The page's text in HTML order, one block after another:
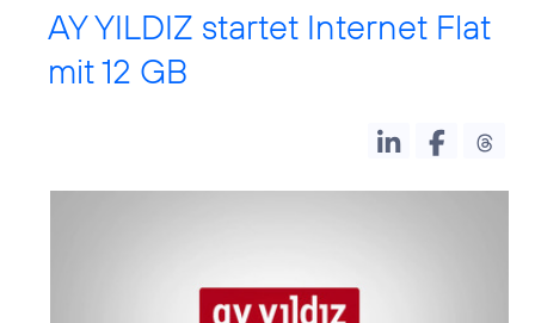
AY YILDIZ startet Internet Flat
mit 12 GB